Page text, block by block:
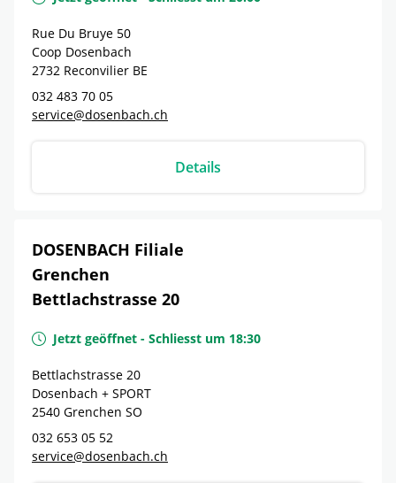
Rue Du Bruye 50
Coop Dosenbach
2732 Reconvilier BE
032 483 70 05
service@dosenbach.ch
Details
DOSENBACH Filiale
Grenchen
Bettlachstrasse 20
Jetzt geöffnet - Schliesst um 18:30
Bettlachstrasse 20
Dosenbach + SPORT
2540 Grenchen SO
032 653 05 52
service@dosenbach.ch